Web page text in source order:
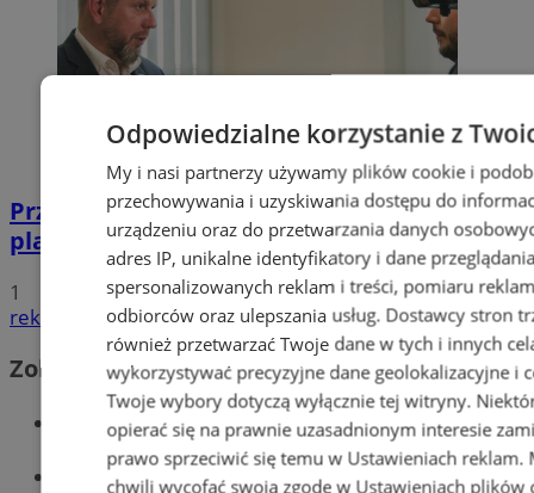
Przyszłość Wodzisławia Śląskiego:
planowane inwestycje na 2025 rok
1
reklama
Zobacz również
Wiadomości kryminalne w Wodzisławiu
Wiadomości lokalne
Odpowiedzialne korzystanie z
My i nasi partnerzy używamy plików cookie i
przechowywania i uzyskiwania dostępu do
urządzeniu oraz do przetwarzania danych
adres IP, unikalne identyfikatory i dane
spersonalizowanych reklam i treści, pomiaru
odbiorców oraz ulepszania usług. Dostawcy stron
również przetwarzać Twoje dane w tych i innych
wykorzystywać precyzyjne dane geolokalizacyjne i
Twoje wybory dotyczą wyłącznie tej witryny.
opierać się na prawnie uzasadnionym interesie
prawo sprzeciwić się temu w Ustawieniach reklam.
chwili wycofać swoją zgodę w Ustawieniach plików